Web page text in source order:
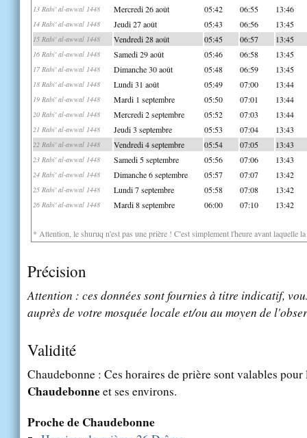
13 Rabi' al-awwal 1448 Mercredi 26 août 05:42 06:55 13:46
14 Rabi' al-awwal 1448 Jeudi 27 août 05:43 06:56 13:45
15 Rabi' al-awwal 1448 Vendredi 28 août 05:45 06:57 13:45
16 Rabi' al-awwal 1448 Samedi 29 août 05:46 06:58 13:45
17 Rabi' al-awwal 1448 Dimanche 30 août 05:48 06:59 13:45
18 Rabi' al-awwal 1448 Lundi 31 août 05:49 07:00 13:44
19 Rabi' al-awwal 1448 Mardi 1 septembre 05:50 07:01 13:44
20 Rabi' al-awwal 1448 Mercredi 2 septembre 05:52 07:03 13:44
21 Rabi' al-awwal 1448 Jeudi 3 septembre 05:53 07:04 13:43
22 Rabi' al-awwal 1448 Vendredi 4 septembre 05:54 07:05 13:43
23 Rabi' al-awwal 1448 Samedi 5 septembre 05:56 07:06 13:43
24 Rabi' al-awwal 1448 Dimanche 6 septembre 05:57 07:07 13:42
25 Rabi' al-awwal 1448 Lundi 7 septembre 05:58 07:08 13:42
26 Rabi' al-awwal 1448 Mardi 8 septembre 06:00 07:10 13:42
* Attention, le shuruq n'est pas une prière ! C'est simplement l'heure avant laquelle
Précision
Attention : ces données sont fournies à titre indicatif,
auprès de votre mosquée locale et/ou au moyen de
Validité
Chaudebonne : Ces horaires de prière sont valables
Chaudebonneet ses environs.
Proche de Chaudebonne